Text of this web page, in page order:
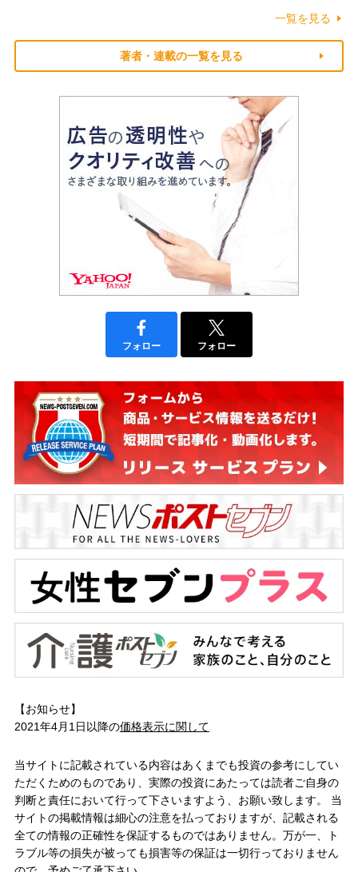
一覧を見る
著者・連載の一覧を見る
フォロー フォロー
【お知らせ】
2021年4月1日以降の価格表示に関して
当サイトに記載されている内容はあくまでも投資の参考にしてい
ただくためのものであり、実際の投資にあたっては読者ご自身の
判断と責任において行って下さいますよう、お願い致します。 当
サイトの掲載情報は細心の注意を払っておりますが、記載される
全ての情報の正確性を保証するものではありません。万が一、ト
ラブル等の損失が被っても損害等の保証は一切行っておりません